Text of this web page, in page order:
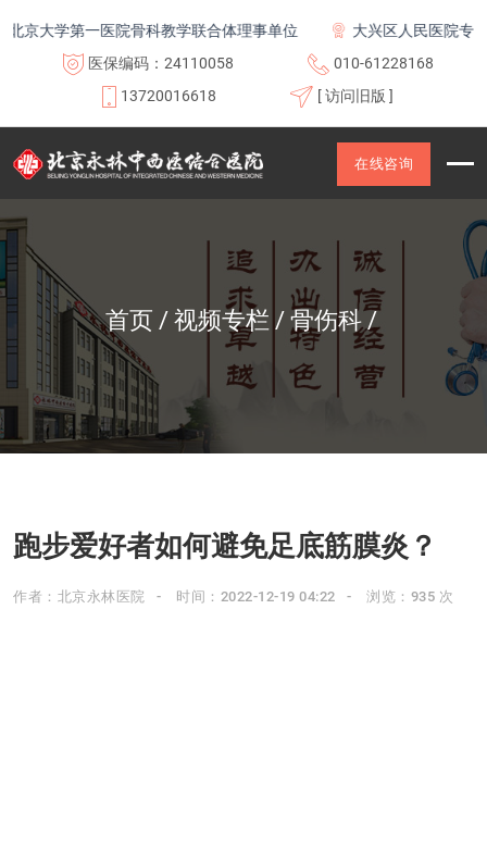
京大学第一医院骨科教学联合体理事单位
大兴区人民医院专科
医保编码：24110058
010-61228168
13720016618
[ 访问旧版 ]
在线咨询
首页 视频专栏 骨伤科
跑步爱好者如何避免足底筋膜炎？
作者：北京永林医院 时间：2022-12-19 04:22 浏览：935 次